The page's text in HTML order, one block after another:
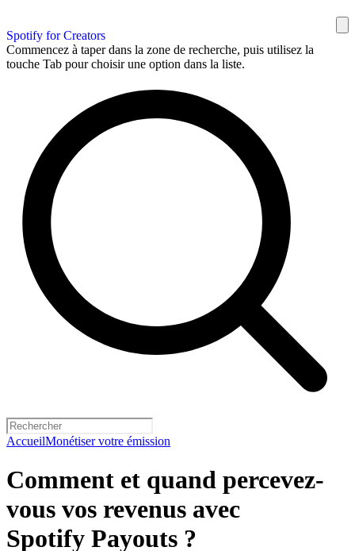
Spotify for Creators
Commencez à taper dans la zone de recherche, puis utilisez la
touche Tab pour choisir une option dans la liste.
AccueilMonétiser votre émission
Comment et quand percevez-
vous vos revenus avec
Spotify Payouts ?